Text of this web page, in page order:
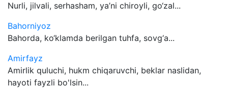
Nurli, jilvali, serhasham, ya’ni chiroyli, go‘zal...
Bahorniyoz
Bahorda, ko‘klamda berilgan tuhfa, sovg‘a...
Amirfayz
Amirlik quluchi, hukm chiqaruvchi, beklar naslidan,
hayoti fayzli bo'lsin...